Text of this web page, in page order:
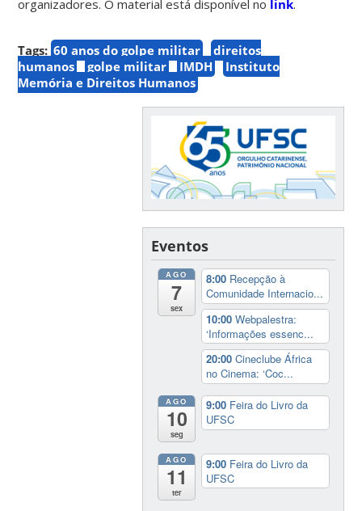
organizadores. O material está disponível no link.
Tags: 60 anos do golpe militar
direitos
humanos
golpe militar IMDH
Instituto
Memória e Direitos Humanos
Eventos
AGO
7
sex
8:00 Recepção à
Comunidade Internacio...
10:00Webpalestra:
‘Informações essenc...
20:00Cineclube África
no Cinema: ‘Coc...
AGO
10
seg
9:00 Feira do Livro da
UFSC
AGO
11
ter
9:00 Feira do Livro da
UFSC